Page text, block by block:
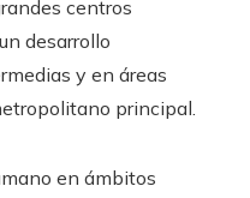
centros
desarrollo
y en áreas
principal.
en ámbitos